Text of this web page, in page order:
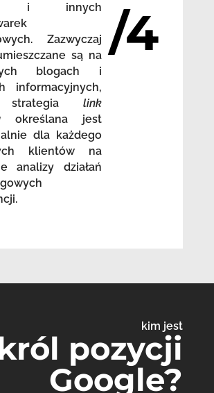
i innych
Zazwyczaj
są na
blogach i
informacyjnych,
strategia link
określana jest
dla każdego
klientów na
analizy działań
/4
kim jest
pozycji
Google?